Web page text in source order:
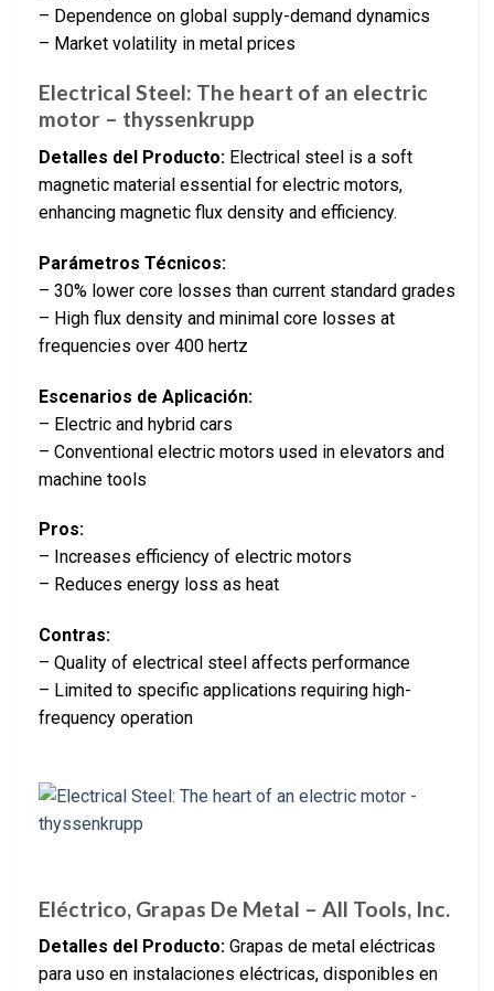
– Dependence on global supply-demand dynamics
– Market volatility in metal prices
Electrical Steel: The heart of an electric
motor – thyssenkrupp
Detalles del Producto: Electrical steel is a soft
magnetic material essential for electric motors,
enhancing magnetic flux density and efficiency.
Parámetros Técnicos:
– 30% lower core losses than current standard grades
– High flux density and minimal core losses at
frequencies over 400 hertz
Escenarios de Aplicación:
– Electric and hybrid cars
– Conventional electric motors used in elevators and
machine tools
Pros:
– Increases efficiency of electric motors
– Reduces energy loss as heat
Contras:
– Quality of electrical steel affects performance
– Limited to specific applications requiring high-
frequency operation
Eléctrico, Grapas De Metal – All Tools, Inc.
Detalles del Producto: Grapas de metal eléctricas
para uso en instalaciones eléctricas, disponibles en